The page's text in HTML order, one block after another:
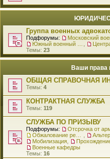
Группа военных
Подфорумы:
Темы: 23
Ваши права
ОБЩАЯ СПРАВОЧНАЯ
Темы: 4
КОНТРАКТНАЯ СЛУЖБА
Темы: 119
СЛУЖБА ПО ПРИЗЫВУ
Подфорумы: Отсрочка от
Мобилизация
Военные кафедры
Темы: 16